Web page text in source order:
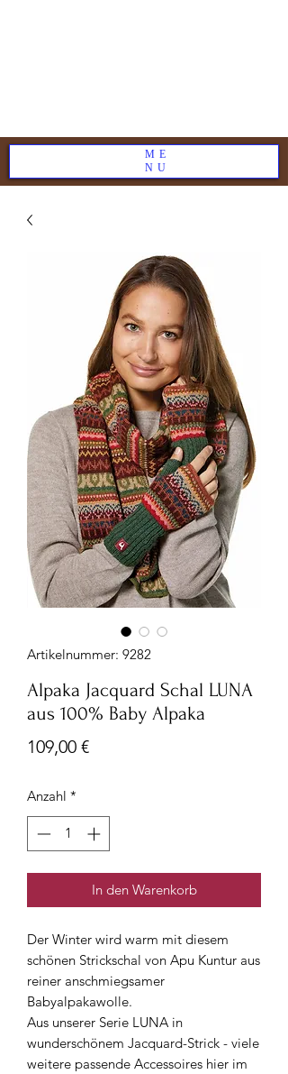
ME
NU
Artikelnummer: 9282
Alpaka Jacquard Schal LUNA
aus 100% Baby Alpaka
109,00 €Preis
Anzahl *
In den Warenkorb
Der Winter wird warm mit diesem
schönen Strickschal von Apu Kuntur aus
reiner anschmiegsamer
Babyalpakawolle.
Aus unserer Serie LUNA in
wunderschönem Jacquard-Strick - viele
weitere passende Accessoires hier im